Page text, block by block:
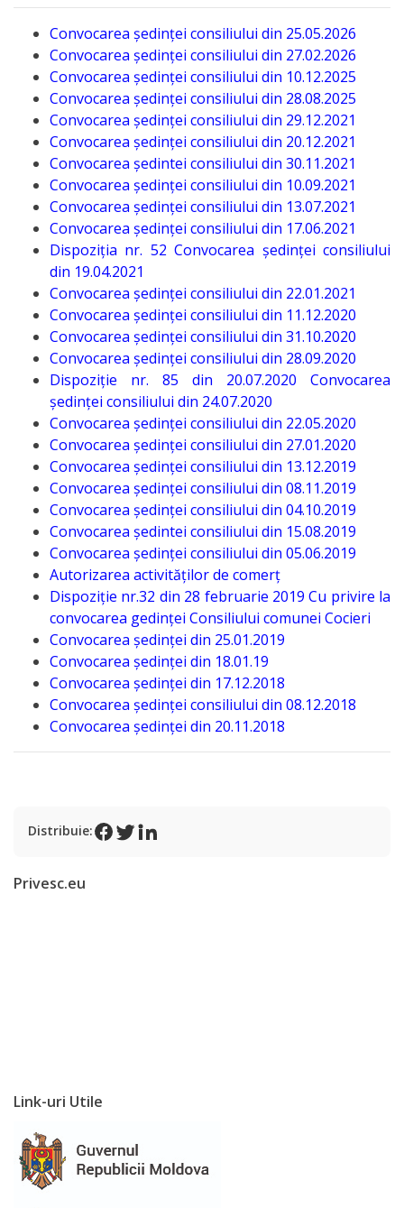
și
Proiecte
Strategii
Primăria
Primarul
Organigrama
Aparatul
primăriei
Rapoarte
Funcții
vacante
Consiliul
local
Componența
consiliului
Secretar
Comisii
de
Procese
Dispozițiile
primarului
Transparență
Convocarea ședinței consiliului din 25.05.2026
Convocarea ședinței consiliului din 27.02.2026
Convocarea ședinței consiliului din 10.12.2025
Convocarea ședinței consiliului din 28.08.2025
Convocarea ședinței consiliului din 29.12.2021
Convocarea ședinței consiliului din 20.12.2021
Convocarea ședintei consiliului din 30.11.2021
Convocarea ședinței consiliului din 10.09.2021
Convocarea ședinței consiliului din 13.07.2021
Convocarea ședinței consiliului din 17.06.2021
Dispoziția nr. 52 Convocarea ședinței consiliului
din 19.04.2021
Convocarea ședinței consiliului din 22.01.2021
Convocarea ședinței consiliului din 11.12.2020
Convocarea ședinței consiliului din 31.10.2020
Convocarea ședinței consiliului din 28.09.2020
Dispoziție nr. 85 din 20.07.2020 Convocarea
ședinței consiliului din 24.07.2020
Convocarea ședinței consiliului din 22.05.2020
Convocarea ședinței consiliului din 27.01.2020
Convocarea ședinței consiliului din 13.12.2019
Convocarea ședinței consiliului din 08.11.2019
Convocarea ședinței consiliului din 04.10.2019
Convocarea ședintei consiliului din 15.08.2019
Convocarea ședinței consiliului din 05.06.2019
Autorizarea activităților de comerț
Dispoziție nr.32 din 28 februarie 2019 Cu privire la
convocarea gedinței Consiliului comunei Cocieri
Convocarea ședinței din 25.01.2019
Convocarea ședinței din 18.01.19
Convocarea ședinței din 17.12.2018
Convocarea ședinței consiliului din 08.12.2018
Convocarea ședinței din 20.11.2018
Distribuie:
Privesc.eu
Link-uri Utile